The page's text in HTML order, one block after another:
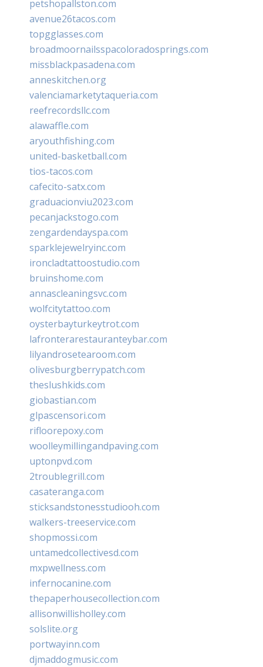
petshopallston.com
avenue26tacos.com
topgglasses.com
broadmoornailsspacoloradosprings.com
missblackpasadena.com
anneskitchen.org
valenciamarketytaqueria.com
reefrecordsllc.com
alawaffle.com
aryouthfishing.com
united-basketball.com
tios-tacos.com
cafecito-satx.com
graduacionviu2023.com
pecanjackstogo.com
zengardendayspa.com
sparklejewelryinc.com
ironcladtattoostudio.com
bruinshome.com
annascleaningsvc.com
wolfcitytattoo.com
oysterbayturkeytrot.com
lafronterarestauranteybar.com
lilyandrosetearoom.com
olivesburgberrypatch.com
theslushkids.com
giobastian.com
glpascensori.com
rifloorepoxy.com
woolleymillingandpaving.com
uptonpvd.com
2troublegrill.com
casateranga.com
sticksandstonesstudiooh.com
walkers-treeservice.com
shopmossi.com
untamedcollectivesd.com
mxpwellness.com
infernocanine.com
thepaperhousecollection.com
allisonwillisholley.com
solslite.org
portwayinn.com
djmaddogmusic.com